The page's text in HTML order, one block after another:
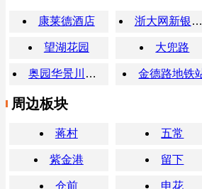
康莱德酒店 浙大网新银湖科技园
望湖花园 大兜路
奥园华景川上锦宸府 金德路地铁
周边板块
蒋村 五常
紫金港 留下
仓前 申花